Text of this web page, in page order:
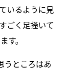
いるように見
ごく足掻いて
す。
ところはあ